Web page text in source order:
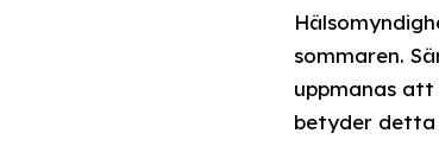
sommaren.
uppmanas
betyder